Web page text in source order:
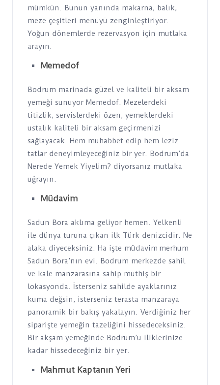
mümkün. Bunun yanında makarna, balık,
meze çeşitleri menüyü zenginleştiriyor.
Yoğun dönemlerde rezervasyon için mutlaka
arayın.
Memedof
Bodrum marinada güzel ve kaliteli bir aksam
yemeği sunuyor Memedof. Mezelerdeki
titizlik, servislerdeki özen, yemeklerdeki
ustalık kaliteli bir aksam geçirmenizi
sağlayacak. Hem muhabbet edip hem leziz
tatlar deneyimleyeceğiniz bir yer. Bodrum’da
Nerede Yemek Yiyelim? diyorsanız mutlaka
uğrayın.
Müdavim
Sadun Bora aklıma geliyor hemen. Yelkenli
ile dünya turuna çıkan ilk Türk denizcidir. Ne
alaka diyeceksiniz. Ha işte müdavim merhum
Sadun Bora’nın evi. Bodrum merkezde sahil
ve kale manzarasına sahip müthiş bir
lokasyonda. İsterseniz sahilde ayaklarınız
kuma değsin, isterseniz terasta manzaraya
panoramik bir bakış yakalayın. Verdiğiniz her
siparişte yemeğin tazeliğini hissedeceksiniz.
Bir akşam yemeğinde Bodrum’u iliklerinize
kadar hissedeceğiniz bir yer.
Mahmut Kaptanın Yeri